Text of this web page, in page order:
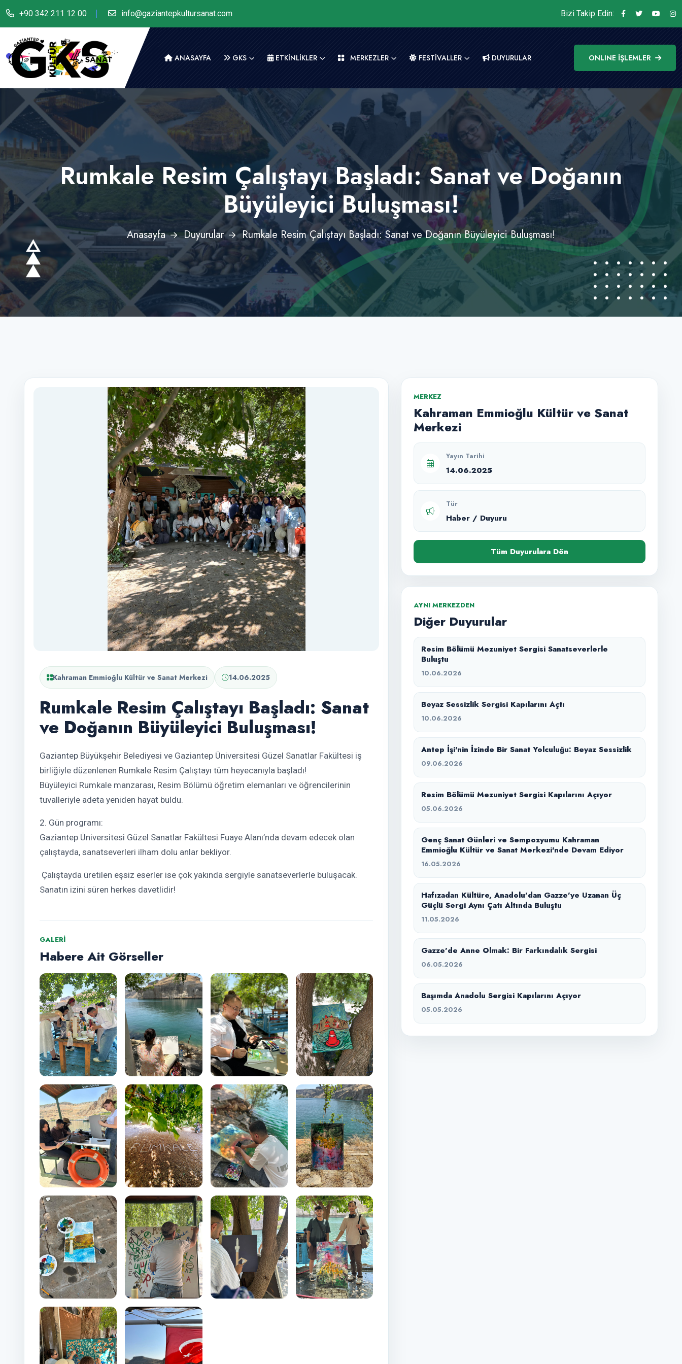
+90 342 211 12 00 info@gaziantepkultursanat.com Bizi Takip Edin:
ANASAYFA GKS ETKİNLİKLER MERKEZLER FESTİVALLER DUYURULAR ONLINE İŞLEMLER
Rumkale Resim Çalıştayı Başladı: Sanat ve Doğanın
Büyüleyici Buluşması!
Anasayfa Duyurular Rumkale Resim Çalıştayı Başladı: Sanat ve Doğanın Büyüleyici Buluşması!
Kahraman Emmioğlu Kültür ve Sanat Merkezi 14.06.2025
Rumkale Resim Çalıştayı Başladı: Sanat
ve Doğanın Büyüleyici Buluşması!
Gaziantep Büyükşehir Belediyesi ve Gaziantep Üniversitesi Güzel Sanatlar Fakültesi iş
birliğiyle düzenlenen Rumkale Resim Çalıştayı tüm heyecanıyla başladı!
Büyüleyici Rumkale manzarası, Resim Bölümü öğretim elemanları ve öğrencilerinin
tuvalleriyle adeta yeniden hayat buldu.
2. Gün programı:
Gaziantep Üniversitesi Güzel Sanatlar Fakültesi Fuaye Alanı’nda devam edecek olan
çalıştayda, sanatseverleri ilham dolu anlar bekliyor.
Çalıştayda üretilen eşsiz eserler ise çok yakında sergiyle sanatseverlerle buluşacak.
Sanatın izini süren herkes davetlidir!
GALERI
Habere Ait Görseller
MERKEZ
Kahraman Emmioğlu Kültür ve Sanat
Merkezi
Yayın Tarihi
14.06.2025
Tür
Haber / Duyuru
Tüm Duyurulara Dön
AYNI MERKEZDEN
Diğer Duyurular
Resim Bölümü Mezuniyet Sergisi Sanatseverlerle
Buluştu
10.06.2026
Beyaz Sessizlik Sergisi Kapılarını Açtı
10.06.2026
Antep İşi'nin İzinde Bir Sanat Yolculuğu: Beyaz Sessizlik
09.06.2026
Resim Bölümü Mezuniyet Sergisi Kapılarını Açıyor
05.06.2026
Genç Sanat Günleri ve Sempozyumu Kahraman
Emmioğlu Kültür ve Sanat Merkezi'nde Devam Ediyor
16.05.2026
Hafızadan Kültüre, Anadolu’dan Gazze’ye Uzanan Üç
Güçlü Sergi Aynı Çatı Altında Buluştu
11.05.2026
Gazze’de Anne Olmak: Bir Farkındalık Sergisi
06.05.2026
Başımda Anadolu Sergisi Kapılarını Açıyor
05.05.2026